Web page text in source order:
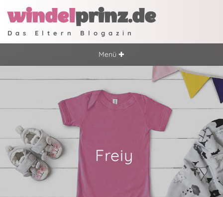
windelprinz.de
Das Eltern Blogazin
Menü ✚
Freiy